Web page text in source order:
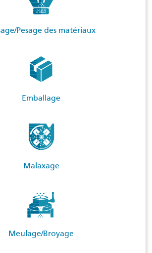
Pesage des matériaux
Emballage
Malaxage
Meulage/Broyage